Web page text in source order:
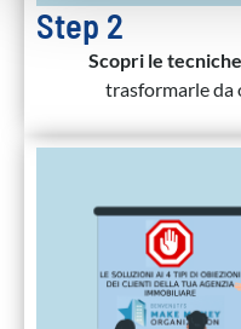
pubblicità e social
con altre informazioni
raccolto dal suo utilizzo
Step 2
Scopri le
trasformarle da